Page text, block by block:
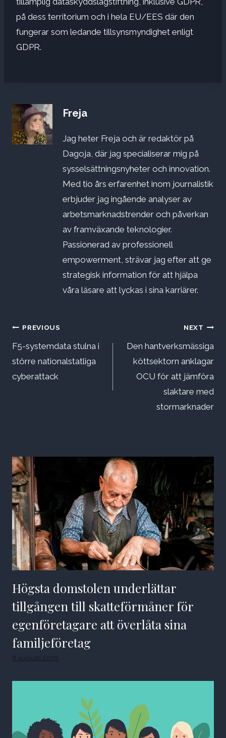
på dess territorium och i hela EU/EES där den
fungerar som ledande tillsynsmyndighet enligt
GDPR.
Freja
Jag heter Freja och är redaktör på
Dagoja, där jag specialiserar mig på
sysselsättningsnyheter och innovation.
Med tio års erfarenhet inom journalistik
erbjuder jag ingående analyser av
arbetsmarknadstrender och påverkan
av framväxande teknologier.
Passionerad av professionell
empowerment, strävar jag efter att ge
strategisk information för att hjälpa
våra läsare att lyckas i sina karriärer.
Inläggsnavigering
PREVIOUS
F5-systemdata stulna i
större nationalstatliga
cyberattack
NEXT
Den hantverksmässiga
köttsektorn anklagar
OCU för att jämföra
slaktare med
stormarknader
Högsta domstolen underlättar
tillgången till skatteförmåner för
egenföretagare att överlåta sina
familjeföretag
6 augusti 2026